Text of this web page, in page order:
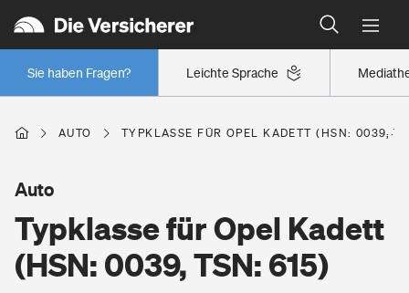
Leichte Sprache
Sie haben Fragen?
Wer versichert was: Jetzt Versicherer finden
Regionalklassen: So ist Ihre Region eingestuft
Wer versichert was: Jetzt Versicherer finden
Berufsunfähigkeitsversicherung
Erwerbsunfähigkeitsversicherung
Wohnen
AUTO TYPKLASSE FÜR OPEL KADETT (HSN: 0039,
Typklasse für Opel Kadett
(HSN: 0039, TSN: 615)
Auto